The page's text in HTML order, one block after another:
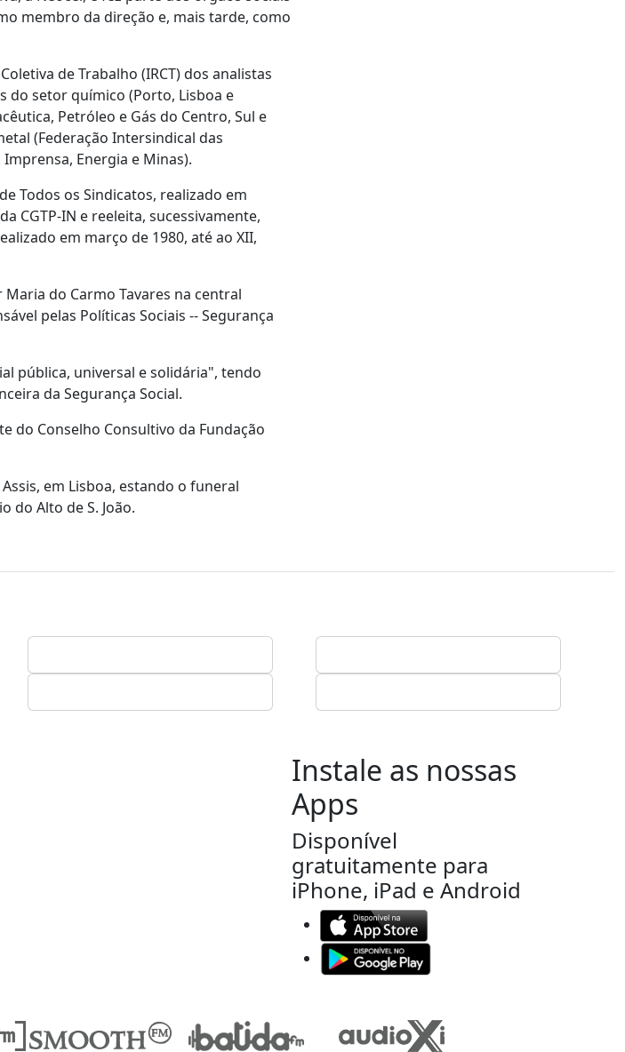
membro da direção e, mais tarde, como
de Trabalho (IRCT) dos analistas
do setor químico (Porto, Lisboa e
Petróleo e Gás do Centro, Sul e
(Federação Intersindical das
Energia e Minas).
Todos os Sindicatos, realizado em
CGTP-IN e reeleita, sucessivamente,
em março de 1980, até ao XII,
do Carmo Tavares na central
pelas Políticas Sociais -- Segurança
pública, universal e solidária", tendo
da Segurança Social.
do Conselho Consultivo da Fundação
em Lisboa, estando o funeral
do Alto de S. João.
Instale as nossas
Apps
Disponível
gratuitamente para
iPhone, iPad e Android